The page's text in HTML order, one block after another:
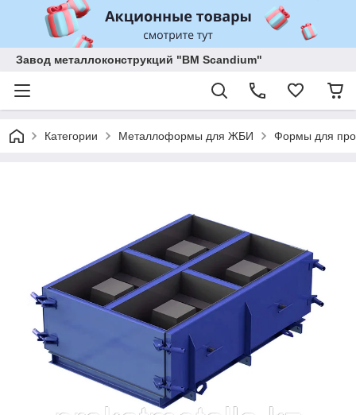
Завод металлоконструкций "BM Scandium"
Категории Металлоформы для ЖБИ Формы для